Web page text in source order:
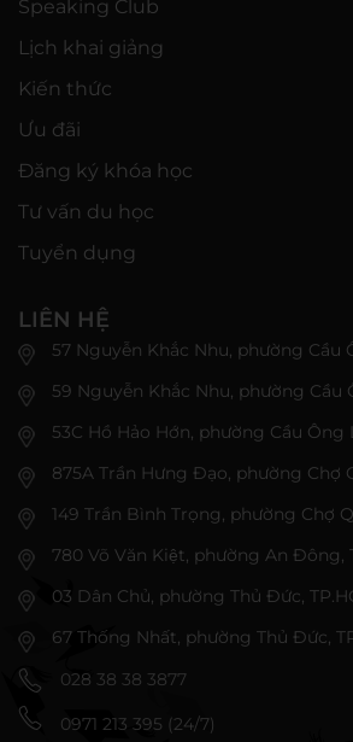
Speaking Club
Lịch khai giảng
Kiến thức
Ưu đãi
Đăng ký khóa học
Tư vấn du học
Tuyển dụng
LIÊN HỆ
57 Nguyễn Khắc Nhu, phường Cầu
59 Nguyễn Khắc Nhu, phường Cầu
53C Hồ Hảo Hớn, phường Cầu Ông
875A Trần Hưng Đạo, phường Chợ
149 Trần Bình Trọng, phường Chợ
780 Võ Văn Kiệt, phường An Đông,
03 Dân Chủ, phường Thủ Đức,
67 Thống Nhất, phường Thủ Đức,
028 38 38 3877
0971 213 395 (24/7)